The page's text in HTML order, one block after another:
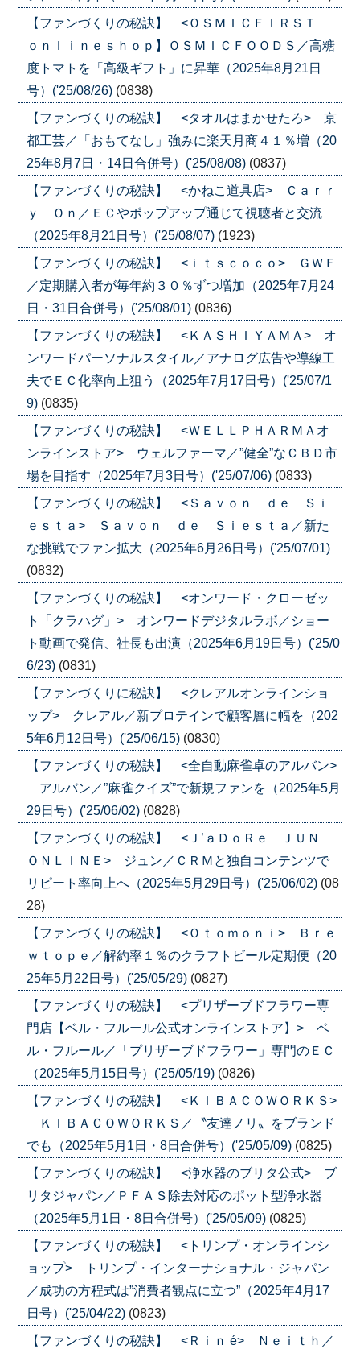
【ファンづくりの秘訣】 <ＯＳＭＩＣＦＩＲＳＴ
ｏｎｌｉｎｅｓｈｏｐ】ＯＳＭＩＣＦＯＯＤＳ／高糖
度トマトを「高級ギフト」に昇華（2025年8月21日
号）('25/08/26) (0838)
【ファンづくりの秘訣】 <タオルはまかせたろ> 京
都工芸／「おもてなし」強みに楽天月商４１％増（20
25年8月7日・14日合併号）('25/08/08) (0837)
【ファンづくりの秘訣】 <かねこ道具店> Ｃａｒｒ
ｙ Ｏｎ／ＥＣやポップアップ通じて視聴者と交流
（2025年8月21日号）('25/08/07) (1923)
【ファンづくりの秘訣】 <ｉｔｓｃｏｃｏ> ＧＷＦ
／定期購入者が毎年約３０％ずつ増加（2025年7月24
日・31日合併号）('25/08/01) (0836)
【ファンづくりの秘訣】 <ＫＡＳＨＩＹＡＭＡ> オ
ンワードパーソナルスタイル／アナログ広告や導線工
夫でＥＣ化率向上狙う（2025年7月17日号）('25/07/1
9) (0835)
【ファンづくりの秘訣】 <ＷＥＬＬＰＨＡＲＭＡオ
ンラインストア> ウェルファーマ／”健全”なＣＢＤ市
場を目指す（2025年7月3日号）('25/07/06) (0833)
【ファンづくりの秘訣】 <Ｓａｖｏｎ ｄｅ Ｓｉ
ｅｓｔａ> Ｓａｖｏｎ ｄｅ Ｓｉｅｓｔａ／新た
な挑戦でファン拡大（2025年6月26日号）('25/07/01)
(0832)
【ファンづくりの秘訣】 <オンワード・クローゼッ
ト「クラハグ」> オンワードデジタルラボ／ショー
ト動画で発信、社長も出演（2025年6月19日号）('25/0
6/23) (0831)
【ファンづくりに秘訣】 <クレアルオンラインショ
ップ> クレアル／新プロテインで顧客層に幅を（202
5年6月12日号）('25/06/15) (0830)
【ファンづくりの秘訣】 <全自動麻雀卓のアルバン>
アルバン／”麻雀クイズ”で新規ファンを（2025年5月
29日号）('25/06/02) (0828)
【ファンづくりの秘訣】 <Ｊ’ａＤｏＲｅ ＪＵＮ
ＯＮＬＩＮＥ> ジュン／ＣＲＭと独自コンテンツで
リピート率向上へ（2025年5月29日号）('25/06/02) (08
28)
【ファンづくりの秘訣】 <Ｏｔｏｍｏｎｉ> Ｂｒｅ
ｗｔｏｐｅ／解約率１％のクラフトビール定期便（20
25年5月22日号）('25/05/29) (0827)
【ファンづくりの秘訣】 <プリザーブドフラワー専
門店【ベル・フルール公式オンラインストア】> ベ
ル・フルール／「プリザーブドフラワー」専門のＥＣ
（2025年5月15日号）('25/05/19) (0826)
【ファンづくりの秘訣】 <ＫＩＢＡＣＯＷＯＲＫＳ>
ＫＩＢＡＣＯＷＯＲＫＳ／〝友達ノリ〟をブランド
でも（2025年5月1日・8日合併号）('25/05/09) (0825)
【ファンづくりの秘訣】 <浄水器のブリタ公式> ブ
リタジャパン／ＰＦＡＳ除去対応のポット型浄水器
（2025年5月1日・8日合併号）('25/05/09) (0825)
【ファンづくりの秘訣】 <トリンプ・オンラインシ
ョップ> トリンプ・インターナショナル・ジャパン
／成功の方程式は”消費者観点に立つ”（2025年4月17
日号）('25/04/22) (0823)
【ファンづくりの秘訣】 <Ｒｉｎ é> Ｎｅｉｔｈ／